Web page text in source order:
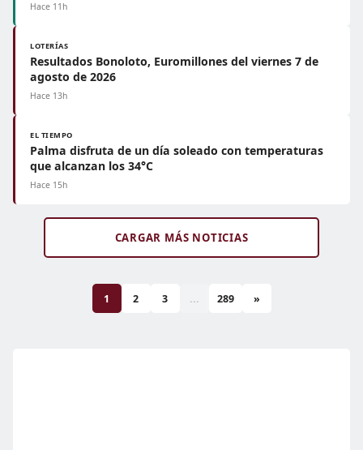
Hace 11h
LOTERÍAS
Resultados Bonoloto, Euromillones del viernes 7 de
agosto de 2026
Hace 13h
EL TIEMPO
Palma disfruta de un día soleado con temperaturas
que alcanzan los 34°C
Hace 15h
CARGAR MÁS NOTICIAS
1 2 3 ... 289 »